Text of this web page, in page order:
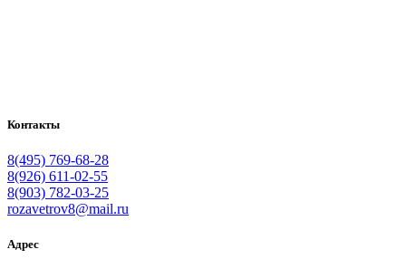
Контакты
8(495) 769-68-28
8(926) 611-02-55
8(903) 782-03-25
rozavetrov8@mail.ru
Адрес